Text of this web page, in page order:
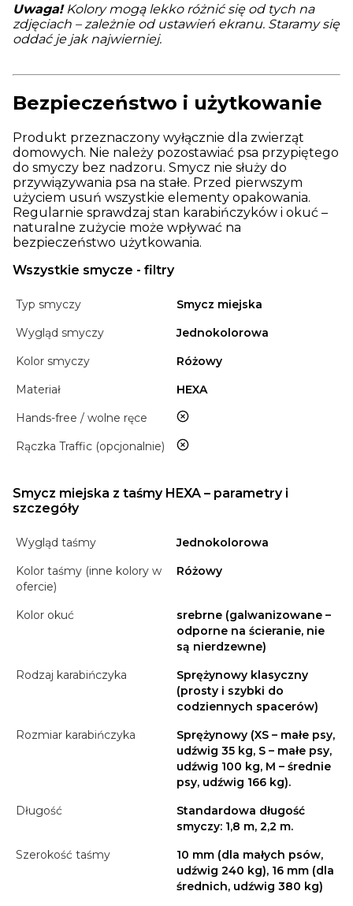
Uwaga!Kolory mogą lekko różnić się od tych na
zdjęciach – zależnie od ustawień ekranu. Staramy się
oddać je jak najwierniej.
Bezpieczeństwo i użytkowanie
Produkt przeznaczony wyłącznie dla zwierząt
domowych. Nie należy pozostawiać psa przypiętego
do smyczy bez nadzoru. Smycz nie służy do
przywiązywania psa na stałe. Przed pierwszym
użyciem usuń wszystkie elementy opakowania.
Regularnie sprawdzaj stan karabińczyków i okuć –
naturalne zużycie może wpływać na
bezpieczeństwo użytkowania.
Wszystkie smycze - filtry
Typ smyczy
Smycz miejska
Wygląd smyczy
Jednokolorowa
Kolor smyczy
Różowy
Materiał
HEXA
Hands-free / wolne ręce
nie
Rączka Traffic (opcjonalnie) nie
Smycz miejska z taśmy HEXA – parametry i
szczegóły
Wygląd taśmy
Jednokolorowa
Kolor taśmy (inne kolory w
ofercie)
Różowy
Kolor okuć
srebrne (galwanizowane –
odporne na ścieranie, nie
są nierdzewne)
Rodzaj karabińczyka
Sprężynowy klasyczny
(prosty i szybki do
codziennych spacerów)
Rozmiar karabińczyka
Sprężynowy (XS – małe psy,
udźwig 35 kg, S – małe psy,
udźwig 100 kg, M – średnie
psy, udźwig 166 kg).
Długość
Standardowa długość
smyczy: 1,8 m, 2,2 m.
Szerokość taśmy
10 mm (dla małych psów,
udźwig 240 kg), 16 mm (dla
średnich, udźwig 380 kg)